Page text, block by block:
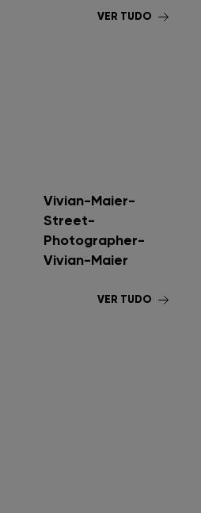
VER TUDO
Vivian-Maier-
Street-
Photographer-
Vivian-Maier
VER TUDO